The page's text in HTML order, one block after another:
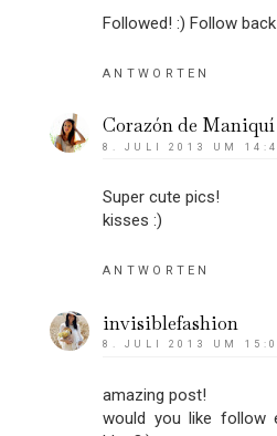
Followed! :) Follow
ANTWORTEN
Corazón de Maniquí
8. JULI 2013 UM
Super cute pics!
kisses :)
ANTWORTEN
invisiblefashion
8. JULI 2013 UM
amazing post!
would you like follow